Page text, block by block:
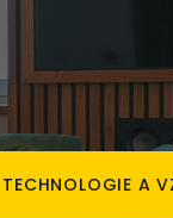
TECHNOLOGIE A